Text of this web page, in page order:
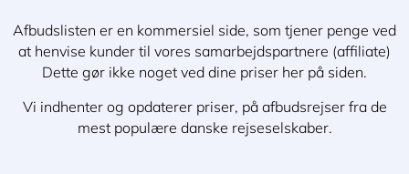
Afbudslisten er en kommersiel side, som tjener penge ved
at henvise kunder til vores samarbejdspartnere (affiliate)
Dette gør ikke noget ved dine priser her på siden.
Vi indhenter og opdaterer priser, på afbudsrejser fra de
mest populære danske rejseselskaber.